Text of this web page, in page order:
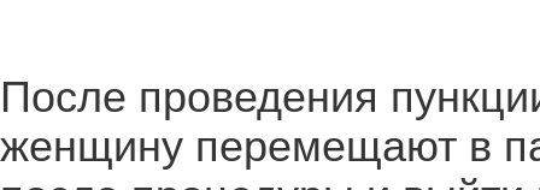
После проведения
женщину перемещают в